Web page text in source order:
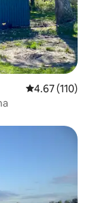
Calificación
4.67 (110)